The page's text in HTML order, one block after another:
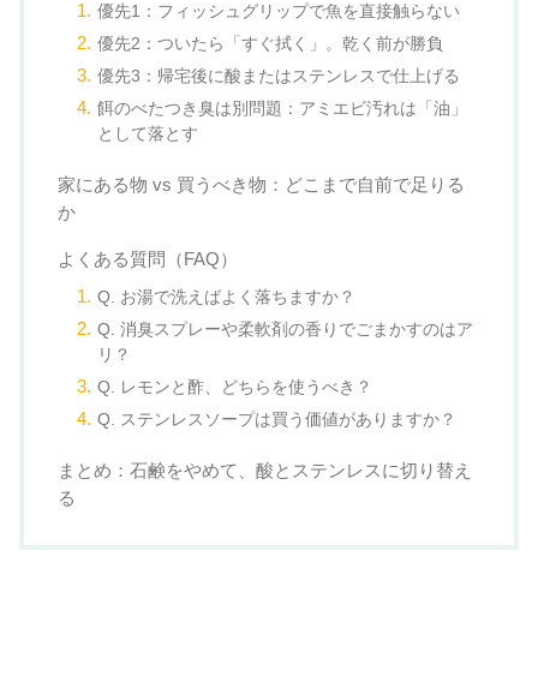
優先1：フィッシュグリップで魚を直接触らない
優先2：ついたら「すぐ拭く」。乾く前が勝負
優先3：帰宅後に酸またはステンレスで仕上げる
餌のべたつき臭は別問題：アミエビ汚れは「油」
として落とす
家にある物 vs 買うべき物：どこまで自前で足りる
か
よくある質問（FAQ）
Q. お湯で洗えばよく落ちますか？
Q. 消臭スプレーや柔軟剤の香りでごまかすのはア
リ？
Q. レモンと酢、どちらを使うべき？
Q. ステンレスソープは買う価値がありますか？
まとめ：石鹸をやめて、酸とステンレスに切り替え
る